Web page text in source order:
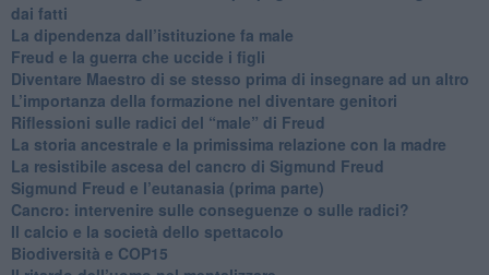
dai fatti
La dipendenza dall’istituzione fa male
​Freud e la guerra che uccide i figli
​Diventare Maestro di se stesso prima di insegnare ad un altro
L’importanza della formazione nel diventare genitori
Riflessioni sulle radici del “male” di Freud
​La storia ancestrale e la primissima relazione con la madre
​La resistibile ascesa del cancro di Sigmund Freud
Sigmund Freud e l’eutanasia (prima parte)
Cancro: intervenire sulle conseguenze o sulle radici?
​Il calcio e la società dello spettacolo
Biodiversità e COP15